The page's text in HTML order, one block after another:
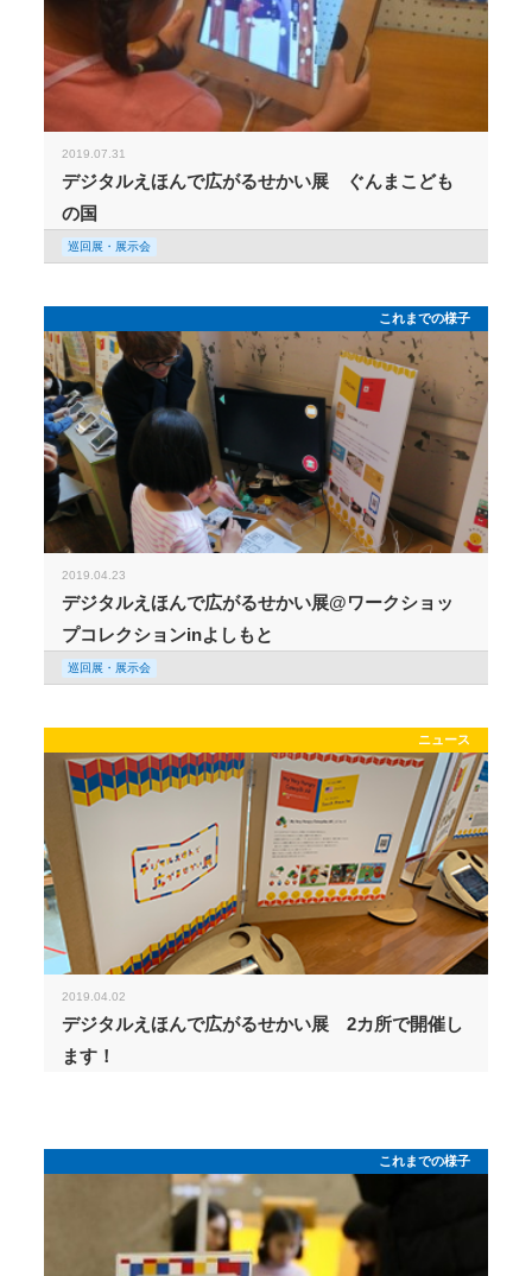
2019.07.31
デジタルえほんで広がるせかい展 ぐんまこども
の国
巡回展・展示会
これまでの様子
2019.04.23
デジタルえほんで広がるせかい展@ワークショッ
プコレクションinよしもと
巡回展・展示会
ニュース
2019.04.02
デジタルえほんで広がるせかい展 2カ所で開催し
ます！
これまでの様子